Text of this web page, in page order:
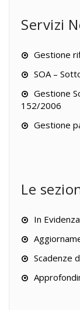
Servizi
Gestione
SOA –
Gestione
152/2006
Gestione
Le
In Evidenza
Scadenze